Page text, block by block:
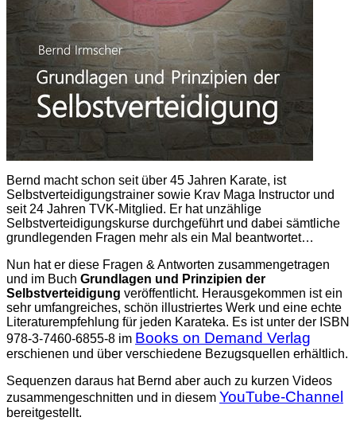
Bernd macht schon seit über 45 Jahren Karate, ist
Selbstverteidigungstrainer sowie Krav Maga Instructor und
seit 24 Jahren TVK-Mitglied. Er hat unzählige
Selbstverteidigungskurse durchgeführt und dabei sämtliche
grundlegenden Fragen mehr als ein Mal beantwortet…
Nun hat er diese Fragen & Antworten zusammengetragen
und im Buch Grundlagen und Prinzipien der
Selbstverteidigung veröffentlicht. Herausgekommen ist ein
sehr umfangreiches, schön illustriertes Werk und eine echte
Literaturempfehlung für jeden Karateka. Es ist unter der ISBN
978-3-7460-6855-8 im Books on Demand Verlag
erschienen und über verschiedene Bezugsquellen erhältlich.
Sequenzen daraus hat Bernd aber auch zu kurzen Videos
zusammengeschnitten und in diesem YouTube-Channel
bereitgestellt.